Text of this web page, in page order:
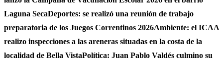
Laguna SecaDeportes: se realizó una reunión de trabajo
preparatoria de los Juegos Correntinos 2026Ambiente: el ICAA
realizo inspecciones a las areneras situadas en la costa de la
localidad de Bella VistaPolítica: Juan Pablo Valdés culmino su